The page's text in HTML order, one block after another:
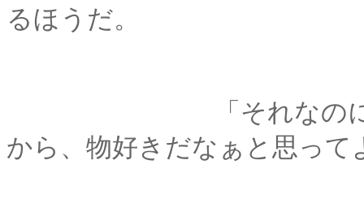
るほうだ。
「それなのにああい
から、物好きだなぁと思って